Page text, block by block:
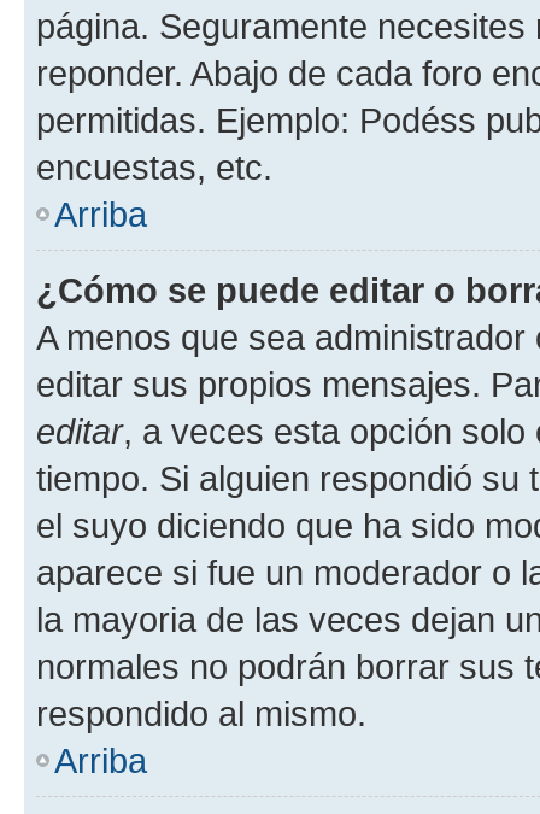
página. Seguramente
reponder. Abajo de cada foro
permitidas. Ejemplo: Podéss
encuestas, etc.
Arriba
¿Cómo se puede editar o
A menos que sea
editar sus propios mensajes.
editar, a veces esta opción
tiempo. Si alguien respondió su
el suyo diciendo que ha sido
aparece si fue un moderador o
la mayoria de las veces dejan
normales no podrán borrar sus
respondido al mismo.
Arriba